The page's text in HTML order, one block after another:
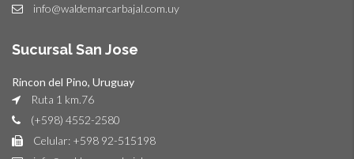
info@waldemarcarbajal.com.uy
Sucursal San Jose
Rincon del Pino, Uruguay
Ruta 1 km.76
(+598) 4552-2580
Celular: +598 92-515198